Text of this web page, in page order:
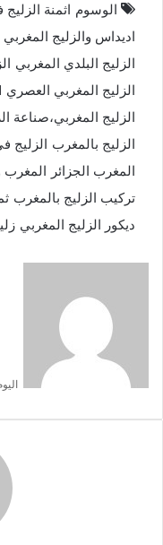
الوسوم اثمنة
اديداس والزليج المغربي
الزليج البلدي المغربي
الزليج المغربي العصري 2021
الزليج المغربي،صناعة
الزليج بالمغرب الزليج
المغرب الجزائر المغرب
تركيب الزليج بالمغرب
ديكور الزليج المغربي